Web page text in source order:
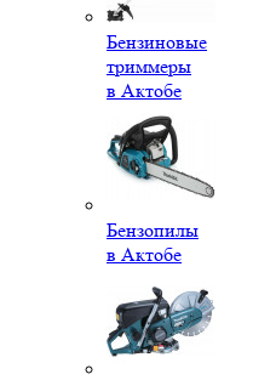
Бензиновые
триммеры
в Актобе
Бензопилы
в Актобе